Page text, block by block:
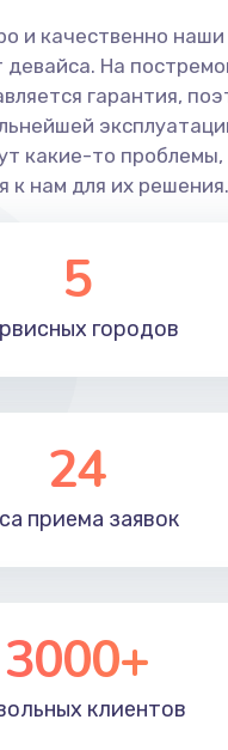
после попадания
1600 руб.
Заказать
Заказать
SCART-разъема
1200 руб.
USB порта
1200 руб.
Заказать
1200 руб.
Заказать
и качественно
девайса. На
гарантия,
какие-то
к нам для их решения.
5
городов
24
приема заявок
3000+
клиентов